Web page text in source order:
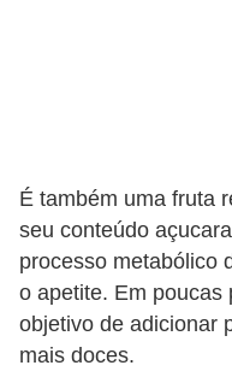
É também uma fruta
seu conteúdo
processo metabólico
o apetite. Em poucas
objetivo de adicionar
mais doces.